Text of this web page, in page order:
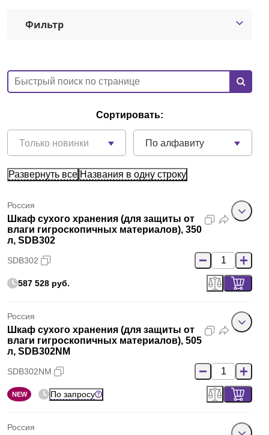
О компании
Партнеры
Технический сервис
Доставка и оплата
Контакты
Фильтр
Сортировать:
Только новинки По алфавиту
Развернуть все Названия в одну строку
Россия
Шкаф сухого хранения (для защиты от
влаги гигроскопичных материалов), 350
л, SDB302
SDB302
587 528 руб.
Россия
Шкаф сухого хранения (для защиты от
влаги гигроскопичных материалов), 505
л, SDB302NM
SDB302NM
NEW По запросу
Россия